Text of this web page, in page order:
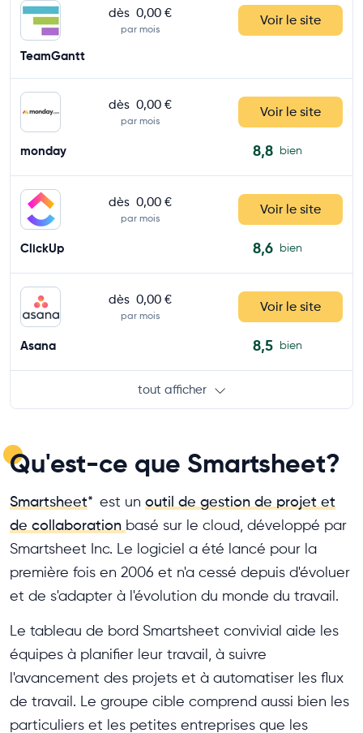
dès 0,00 €
par mois
Voir le site
TeamGantt
dès 0,00 €
par mois
Voir le site
monday 8,8 bien
dès 0,00 €
par mois
Voir le site
ClickUp 8,6 bien
dès 0,00 €
par mois
Voir le site
Asana 8,5 bien
tout afficher
Qu'est-ce que Smartsheet?
Smartsheet* est un outil de gestion de projet et
de collaboration basé sur le cloud, développé par
Smartsheet Inc. Le logiciel a été lancé pour la
première fois en 2006 et n'a cessé depuis d'évoluer
et de s'adapter à l'évolution du monde du travail.
Le tableau de bord Smartsheet convivial aide les
équipes à planifier leur travail, à suivre
l'avancement des projets et à automatiser les flux
de travail. Le groupe cible comprend aussi bien les
particuliers et les petites entreprises que les